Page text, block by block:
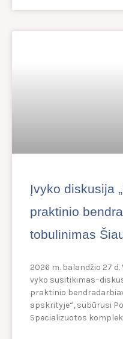
Įvyko diskusija
praktinio
tobulinimas
2026 m. balandžio 27
vyko
praktinio
apskrityje“, subūrusi
Specializuotos